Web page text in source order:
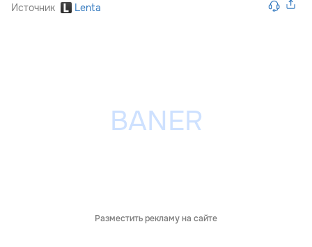
Источник Lenta
Разместить рекламу на сайте